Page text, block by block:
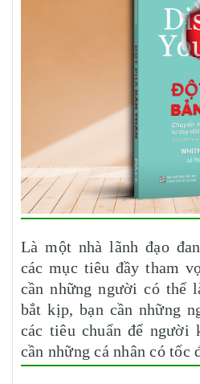
Là một nhà lãnh đạo
các mục tiêu đầy tham
cần những người có thể
bắt kịp, bạn cần những
các tiêu chuẩn để người
cần những cá nhân có tốc